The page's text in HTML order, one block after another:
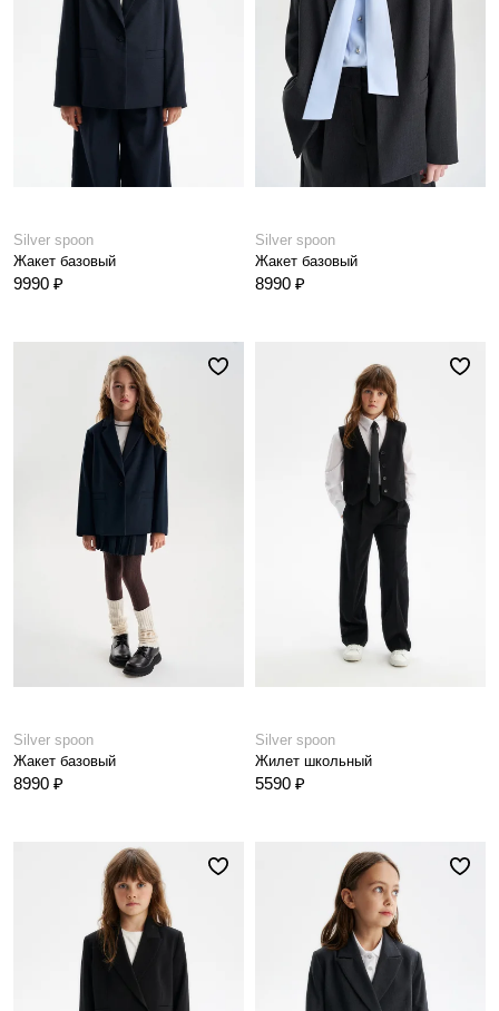
Silver spoon
Жакет базовый
9990 ₽
Silver spoon
Жакет базовый
8990 ₽
Silver spoon
Жакет базовый
8990 ₽
Silver spoon
Жилет школьный
5590 ₽